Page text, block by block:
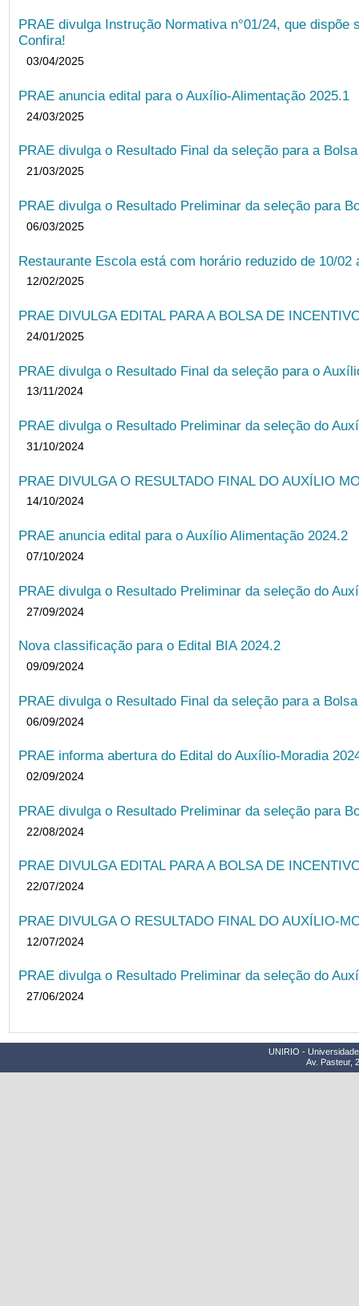
PRAE divulga Instrução Normativa n°01/24, que
Confira!
03/04/2025
PRAE anuncia edital para o Auxílio-Alimentação 2025.1
24/03/2025
PRAE divulga o Resultado Final da seleção para a
21/03/2025
PRAE divulga o Resultado Preliminar da seleção para
06/03/2025
Restaurante Escola está com horário reduzido de 10/
12/02/2025
PRAE DIVULGA EDITAL PARA A BOLSA DE
24/01/2025
PRAE divulga o Resultado Final da seleção para o
13/11/2024
PRAE divulga o Resultado Preliminar da seleção do
31/10/2024
PRAE DIVULGA O RESULTADO FINAL DO AUXÍLIO
14/10/2024
PRAE anuncia edital para o Auxílio Alimentação 2024.2
07/10/2024
PRAE divulga o Resultado Preliminar da seleção do
27/09/2024
Nova classificação para o Edital BIA 2024.2
09/09/2024
PRAE divulga o Resultado Final da seleção para a
06/09/2024
PRAE informa abertura do Edital do Auxílio-Moradia
02/09/2024
PRAE divulga o Resultado Preliminar da seleção para
22/08/2024
PRAE DIVULGA EDITAL PARA A BOLSA DE
22/07/2024
PRAE DIVULGA O RESULTADO FINAL DO AUXÍLIO-
12/07/2024
PRAE divulga o Resultado Preliminar da seleção do
27/06/2024
UNIRIO -
Av. Pasteur,